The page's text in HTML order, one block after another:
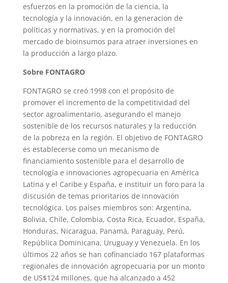
esfuerzos en la promoción de la ciencia, la
tecnología y la innovación, en la generacion de
políticas y normativas, y en la promoción del
mercado de bioinsumos para atraer inversiones en
la producción a largo plazo.
Sobre FONTAGRO
FONTAGRO se creó 1998 con el propósito de
promover el incremento de la competitividad del
sector agroalimentario, asegurando el manejo
sostenible de los recursos naturales y la reducción
de la pobreza en la región. El objetivo de FONTAGRO
es establecerse como un mecanismo de
financiamiento sostenible para el desarrollo de
tecnología e innovaciones agropecuaria en América
Latina y el Caribe y España, e instituir un foro para la
discusión de temas prioritarios de innovación
tecnológica. Los países miembros son: Argentina,
Bolivia, Chile, Colombia, Costa Rica, Ecuador, España,
Honduras, Nicaragua, Panamá, Paraguay, Perú,
República Dominicana, Uruguay y Venezuela. En los
últimos 22 años se han cofinanciado 167 plataformas
regionales de innovación agropecuaria por un monto
de US$124 millones, que ha alcanzado a 452